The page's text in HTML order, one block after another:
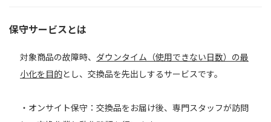
保守サービスとは
対象商品の故障時、 ダウンタイム（使用できない日数）の最
小化を目的とし、交換品を先出しするサービスです。
・オンサイト保守：交換品をお届け後、専門スタッフが訪問